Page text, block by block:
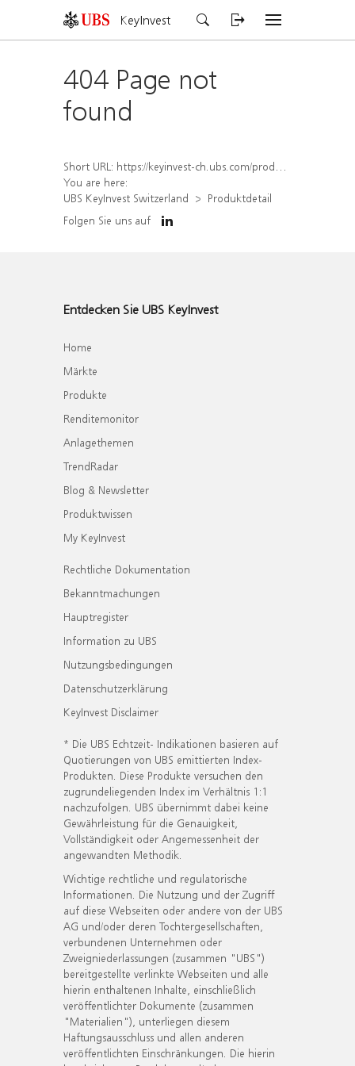
KeyInvest
404 Page not
found
Short URL: https://keyinvest-ch.ubs.com/produkt/detail/index/isin/CH1569447803
You are here:
UBS KeyInvest Switzerland
Produktdetail
Folgen Sie uns auf
Entdecken Sie UBS KeyInvest
Home
Märkte
Produkte
Renditemonitor
Anlagethemen
TrendRadar
Blog & Newsletter
Produktwissen
My KeyInvest
Rechtliche Dokumentation
Bekanntmachungen
Hauptregister
Information zu UBS
Nutzungsbedingungen
Datenschutzerklärung
KeyInvest Disclaimer
* Die UBS Echtzeit- Indikationen basieren auf
Quotierungen von UBS emittierten Index-
Produkten. Diese Produkte versuchen den
zugrundeliegenden Index im Verhältnis 1:1
nachzufolgen. UBS übernimmt dabei keine
Gewährleistung für die Genauigkeit,
Vollständigkeit oder Angemessenheit der
angewandten Methodik.
Wichtige rechtliche und regulatorische
Informationen. Die Nutzung und der Zugriff
auf diese Webseiten oder andere von der UBS
AG und/oder deren Tochtergesellschaften,
verbundenen Unternehmen oder
Zweigniederlassungen (zusammen "UBS")
bereitgestellte verlinkte Webseiten und alle
hierin enthaltenen Inhalte, einschließlich
veröffentlichter Dokumente (zusammen
"Materialien"), unterliegen diesem
Haftungsausschluss und allen anderen
veröffentlichten Einschränkungen. Die hierin